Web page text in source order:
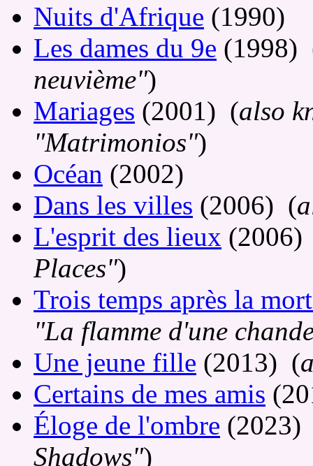
Nuits d'Afrique (1990)
Les dames du 9e (1998)
neuvième")
Mariages (2001) (also
"Matrimonios")
Océan (2002)
Dans les villes (2006) (
L'esprit des lieux
Places")
Trois temps après la
"La flamme d'une
Une jeune fille (2013) (
Certains de mes amis
Éloge de l'ombre
Shadows")